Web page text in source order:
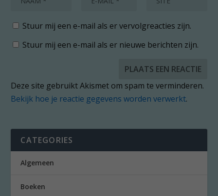
Stuur mij een e-mail als er vervolgreacties zijn.
Stuur mij een e-mail als er nieuwe berichten zijn.
Deze site gebruikt Akismet om spam te verminderen.
Bekijk hoe je reactie gegevens worden verwerkt.
CATEGORIES
Algemeen
Boeken